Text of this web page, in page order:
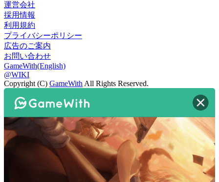
運営会社
採用情報
利用規約
プライバシーポリシー
広告のご案内
お問い合わせ
GameWith(English)
@WIKI
Copyright (C) GameWith All Rights Reserved.